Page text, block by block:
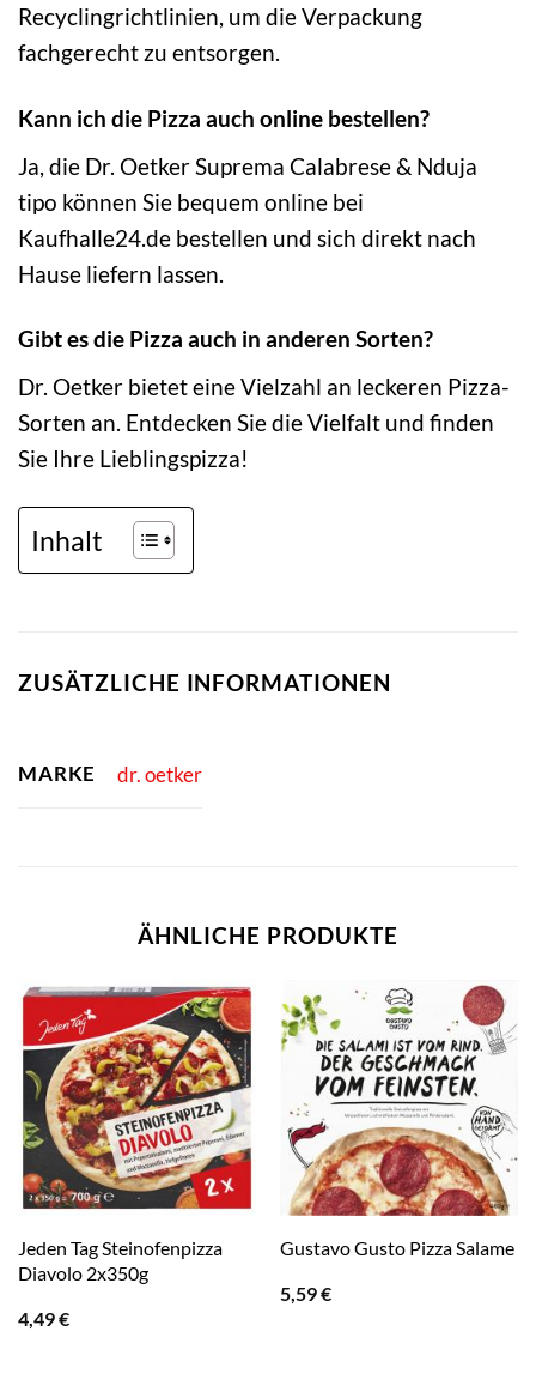
Recyclingrichtlinien, um die Verpackung
fachgerecht zu entsorgen.
Kann ich die Pizza auch online bestellen?
Ja, die Dr. Oetker Suprema Calabrese & Nduja
tipo können Sie bequem online bei
Kaufhalle24.de bestellen und sich direkt nach
Hause liefern lassen.
Gibt es die Pizza auch in anderen Sorten?
Dr. Oetker bietet eine Vielzahl an leckeren Pizza-
Sorten an. Entdecken Sie die Vielfalt und finden
Sie Ihre Lieblingspizza!
Inhalt
ZUSÄTZLICHE INFORMATIONEN
MARKE dr. oetker
ÄHNLICHE PRODUKTE
Jeden Tag Steinofenpizza
Diavolo 2x350g
4,49€
Gustavo Gusto Pizza Salame
5,59€